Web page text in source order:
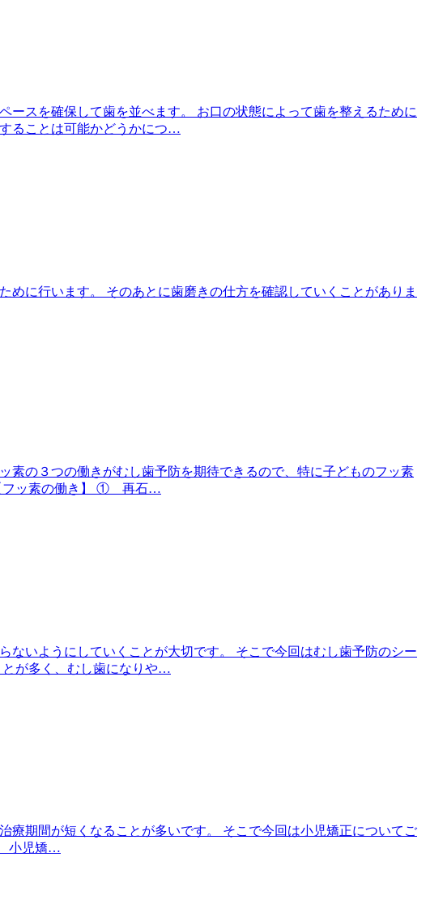
スを確保して歯を並べます。 お口の状態によって歯を整えるために
ることは可能かどうかにつ…
に行います。 そのあとに歯磨きの仕方を確認していくことがありま
素の３つの働きがむし歯予防を期待できるので、特に子どものフッ素
フッ素の働き】 ① 再石…
いようにしていくことが大切です。 そこで今回はむし歯予防のシー
とが多く、むし歯になりや…
期間が短くなることが多いです。 そこで今回は小児矯正についてご
小児矯…